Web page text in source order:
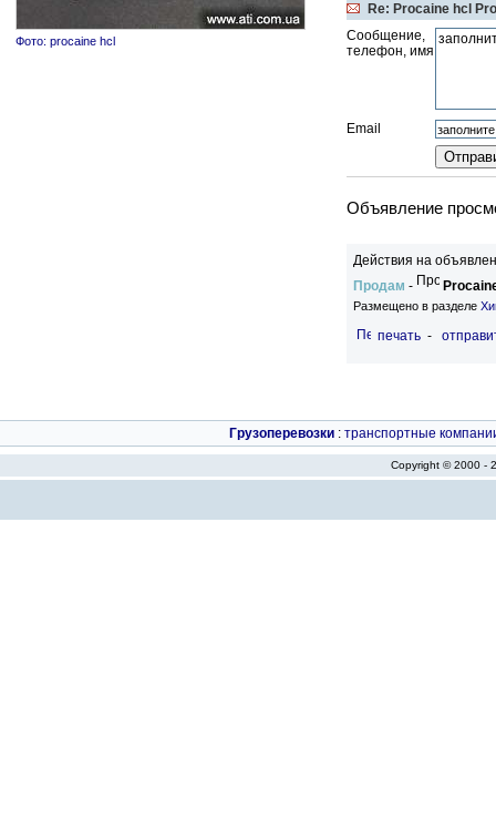
Фото: procaine hcl
Re: Procaine hcl
Сообщение,
телефон, имя
Email
Объявление
Действия на
Продам -
Размещено в разделе
печать -
Грузоперевозки : транспортные
Copyright © 2000 -